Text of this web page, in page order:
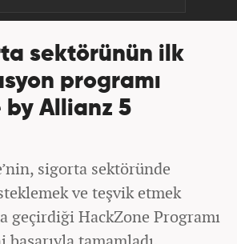
sektörünün ilk
programı
by Allianz 5
sigorta sektöründe
ve teşvik etmek
geçirdiği HackZone Programı